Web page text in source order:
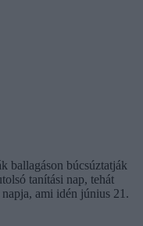
ballagáson búcsúztatják
tanítási nap, tehát
ami idén június 21.